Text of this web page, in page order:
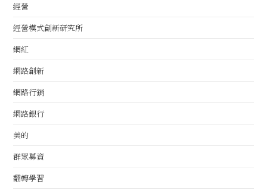
經營
經營模式創新研究所
網紅
網路創新
網路行銷
網路銀行
美的
群眾募資
翻轉學習